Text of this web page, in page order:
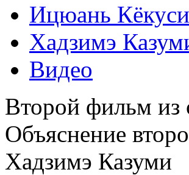
Ицюань
Хадзимэ
Видео
Второй фильм из
Объяснение
Хадзимэ Казуми